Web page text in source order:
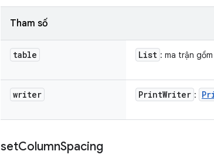
Tham số
table List : ma trận
writer PrintWriter :
setColumnSpacing